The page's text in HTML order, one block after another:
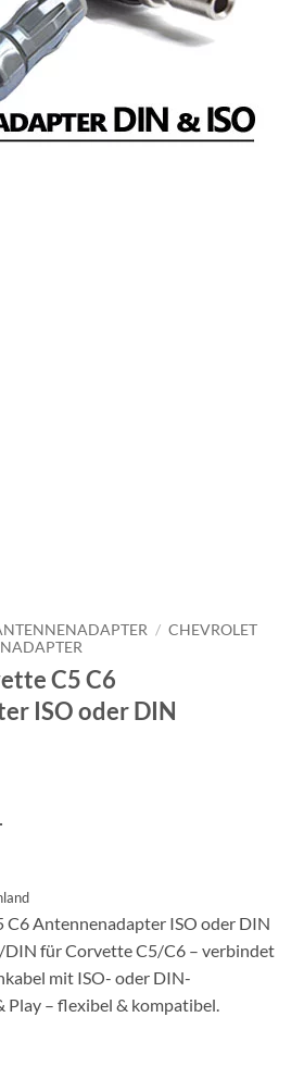
/ CHEVROLET
C5 C6
ISO oder DIN
Antennenadapter ISO oder DIN
für Corvette C5/C6 – verbindet
mit ISO- oder DIN-
Play – flexibel & kompatibel.